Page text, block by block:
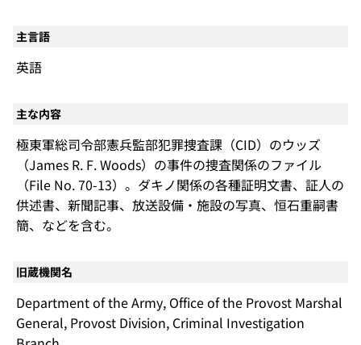
主言語
英語
主な内容
極東軍総司令部憲兵監部犯罪捜査課（CID）のウッズ
（James R. F. Woods）の事件の捜査関係のファイル
（File No. 70-13）。ダキノ関係の各種証明文書、証人の
供述書、新聞記事、放送設備・施設の写真、恒石重嗣書
簡、などを含む。
旧蔵機関名
Department of the Army, Office of the Provost Marshal
General, Provost Division, Criminal Investigation